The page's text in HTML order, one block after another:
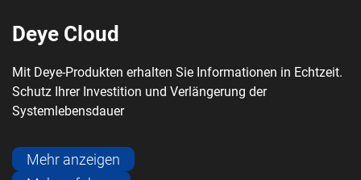
Deye Cloud
Mit Deye-Produkten erhalten Sie Informationen in Echtzeit.
Schutz Ihrer Investition und Verlängerung der
Systemlebensdauer
Mehr anzeigen